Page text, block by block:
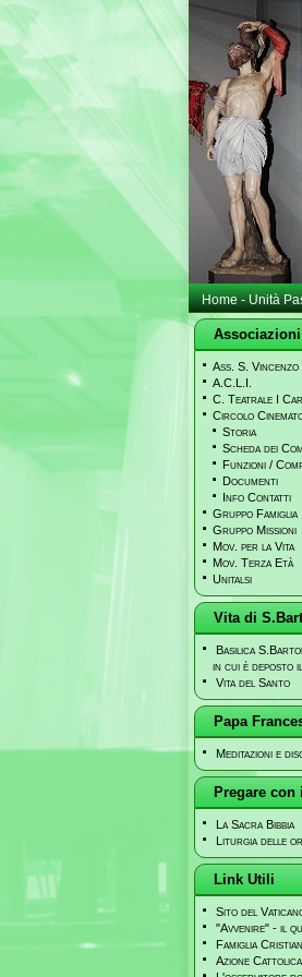
Home - Unità
Ass. S. Vincenzo
A.C.L.I.
C. Teatrale I
Circolo
Storia
Scheda dei
Funzioni /
Documenti
Info Contatti
Gruppo Famiglia
Gruppo Missioni
Mov. per la Vita
Mov. Terza Età
Unitalsi
Vita di
Basilica
in cui è deposto
Vita del Santo
Papa
Meditazioni e
Pregare
La Sacra Bibbia
Liturgia delle
Link Utili
Sito del
"Avvenire" - il
Famiglia
Azione